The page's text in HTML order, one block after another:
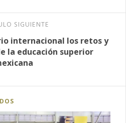
SIGUIENTE
internacional los retos y
la educación superior